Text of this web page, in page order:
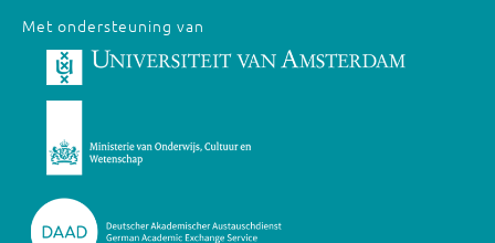
Met ondersteuning van